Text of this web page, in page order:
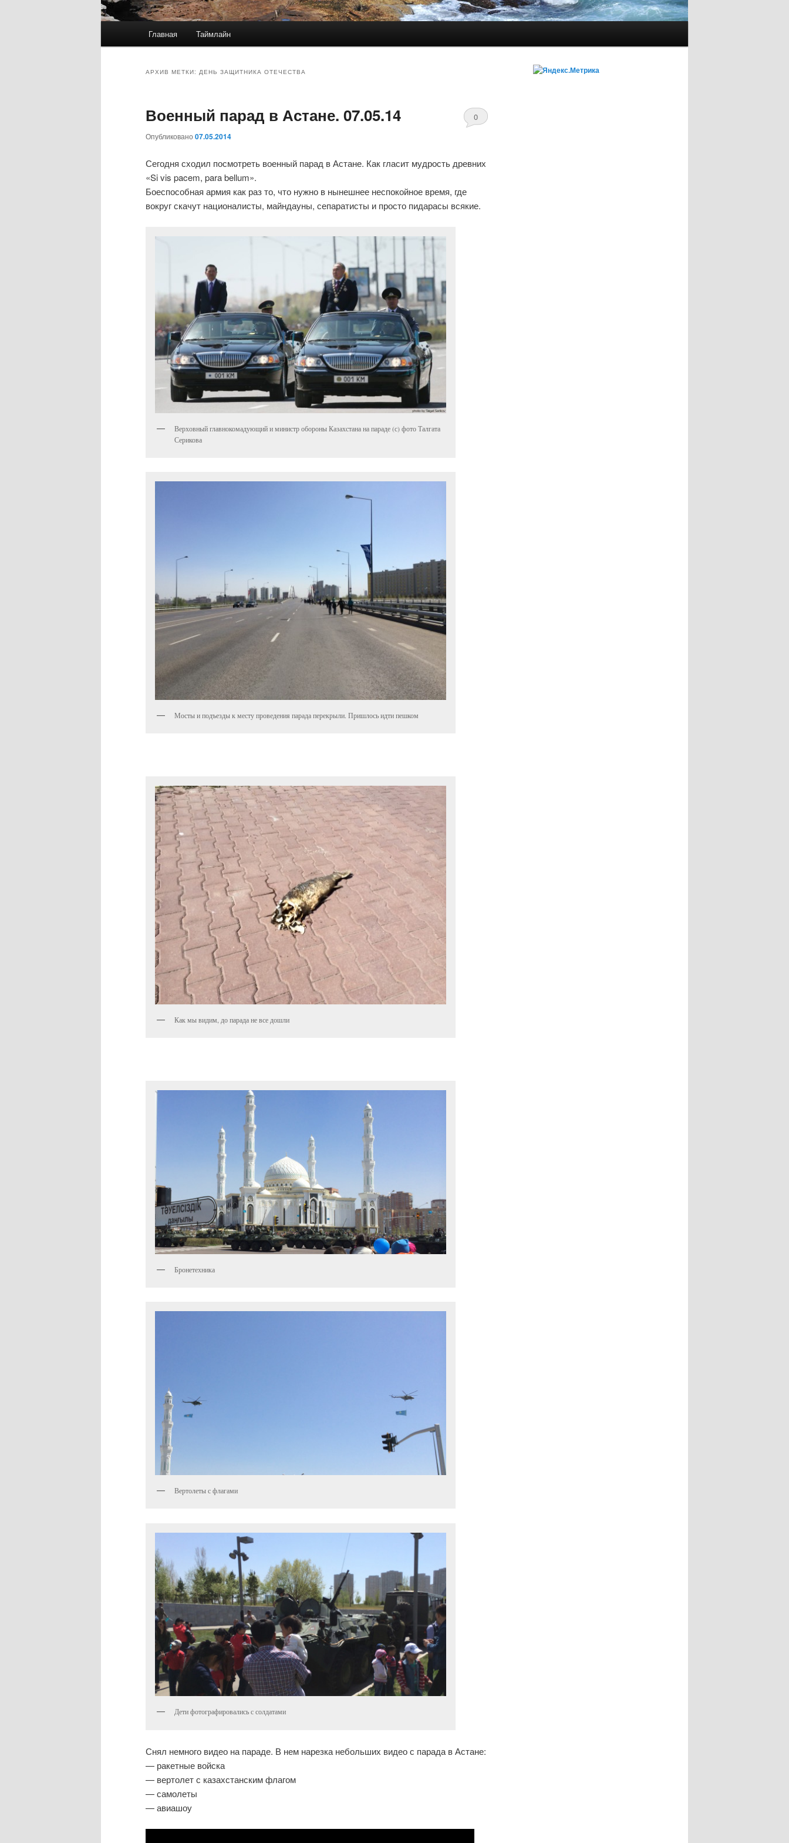
Главная Таймлайн
АРХИВ МЕТКИ: ДЕНЬ ЗАЩИТНИКА ОТЕЧЕСТВА
Военный парад в Астане. 07.05.14
Опубликовано 07.05.2014
0
Сегодня сходил посмотреть военный парад в Астане. Как гласит мудрость древних
«Si vis pacem, para bellum».
Боеспособная армия как раз то, что нужно в нынешнее неспокойное время, где
вокруг скачут националисты, майндауны, сепаратисты и просто пидарасы всякие.
Верховный главнокомадующий и министр обороны Казахстана на параде (с) фото Талгата
Серикова
Мосты и подъезды к месту проведения парада перекрыли. Пришлось идти пешком
Как мы видим, до парада не все дошли
Бронетехника
Вертолеты с флагами
Дети фотографировались с солдатами
Снял немного видео на параде. В нем нарезка небольших видео с парада в Астане:
— ракетные войска
— вертолет с казахстанским флагом
— самолеты
— авиашоу